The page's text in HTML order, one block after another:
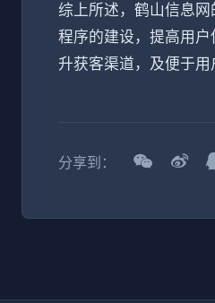
综上所述，鹤山信息
程序的建设，提高用
升获客渠道，及便于用
分享到：